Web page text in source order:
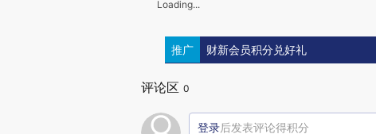
Loading...
推广 财新会员积分兑好礼
评论区 0
登录后发表评论得积分